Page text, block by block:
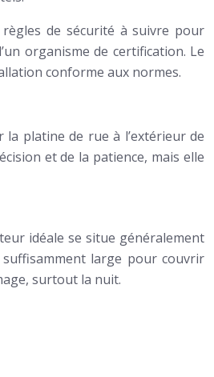
de sécurité à suivre pour
organisme de certification. Le
conforme aux normes.
platine de rue à l’extérieur de
et de la patience, mais elle
idéale se situe généralement
large pour couvrir
surtout la nuit.